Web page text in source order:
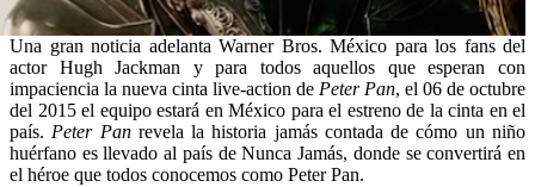
Una gran noticia adelanta Warner Bros. México para los fans del
actor Hugh Jackman y para todos aquellos que esperan con
impaciencia la nueva cinta live-action de Peter Pan, el 06 de octubre
del 2015 el equipo estará en México para el estreno de la cinta en el
país. Peter Panrevela la historia jamás contada de cómo un niño
huérfano es llevado al país de Nunca Jamás, donde se convertirá en
el héroe que todos conocemos como Peter Pan.